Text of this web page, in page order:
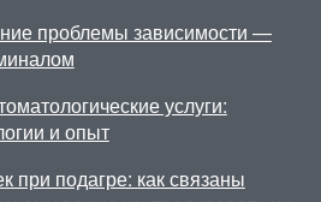
проблемы зависимости —
услуги:
и опыт
при подагре: как связаны